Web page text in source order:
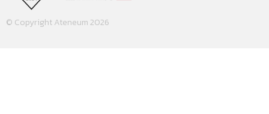
© Copyright Ateneum 2026